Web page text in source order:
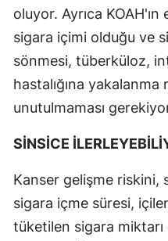
oluyor. Ayrıca
sigara içimi olduğu ve
sönmesi, tüberküloz,
hastalığına yakalanma
unutulmaması
SİNSİCE
Kanser gelişme riskini,
sigara içme süresi,
tüketilen sigara